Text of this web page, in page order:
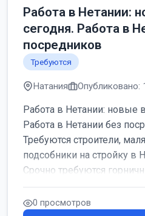
Работа в Нетании:
сегодня. Работа в
посредников
Требуются
Натания Опубликовано:
Работа в Нетании: новые
Работа в Нетании без
Требуются строители,
подсобники на стройку в
Срочно требуются
0 просмотров